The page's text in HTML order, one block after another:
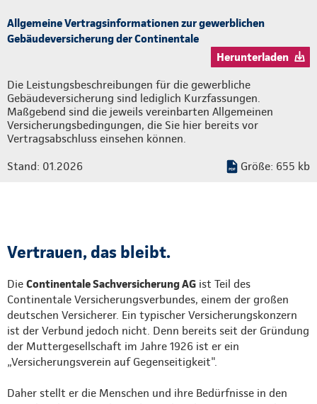
Allgemeine Vertragsinformationen zur gewerblichen
Gebäudeversicherung der Continentale
Herunterladen
Die Leistungsbeschreibungen für die gewerbliche
Gebäudeversicherung sind lediglich Kurzfassungen.
Maßgebend sind die jeweils vereinbarten Allgemeinen
Versicherungsbedingungen, die Sie hier bereits vor
Vertragsabschluss einsehen können.
Stand: 01.2026 Größe: 655 kb
Vertrauen, das bleibt.
Die Continentale Sachversicherung AG ist Teil des
Continentale Versicherungsverbundes, einem der großen
deutschen Versicherer. Ein typischer Versicherungskonzern
ist der Verbund jedoch nicht. Denn bereits seit der Gründung
der Muttergesellschaft im Jahre 1926 ist er ein
„Versicherungsverein auf Gegenseitigkeit".
Daher stellt er die Menschen und ihre Bedürfnisse in den